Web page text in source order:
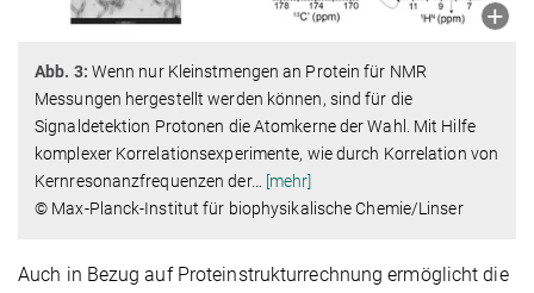
Abb. 3: Wenn nur Kleinstmengen an Protein für NMR
Messungen hergestellt werden können, sind für die
Signaldetektion Protonen die Atomkerne der Wahl. Mit Hilfe
komplexer Korrelationsexperimente, wie durch Korrelation von
Kernresonanzfrequenzen der…
[mehr]
© Max-Planck-Institut für biophysikalische Chemie/Linser
Auch in Bezug auf Proteinstrukturrechnung ermöglicht die